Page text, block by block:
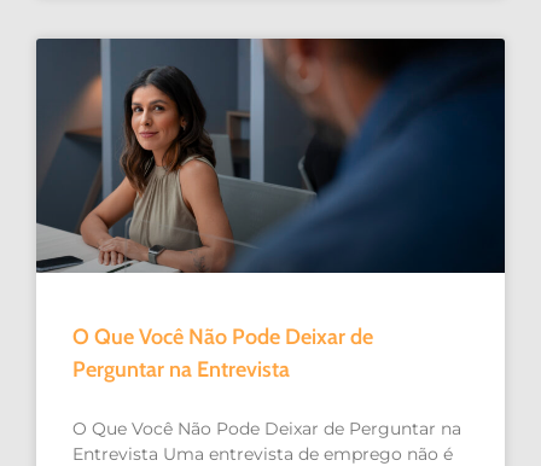
O Que Você Não Pode Deixar de
Perguntar na Entrevista
O Que Você Não Pode Deixar de Perguntar na
Entrevista Uma entrevista de emprego não é